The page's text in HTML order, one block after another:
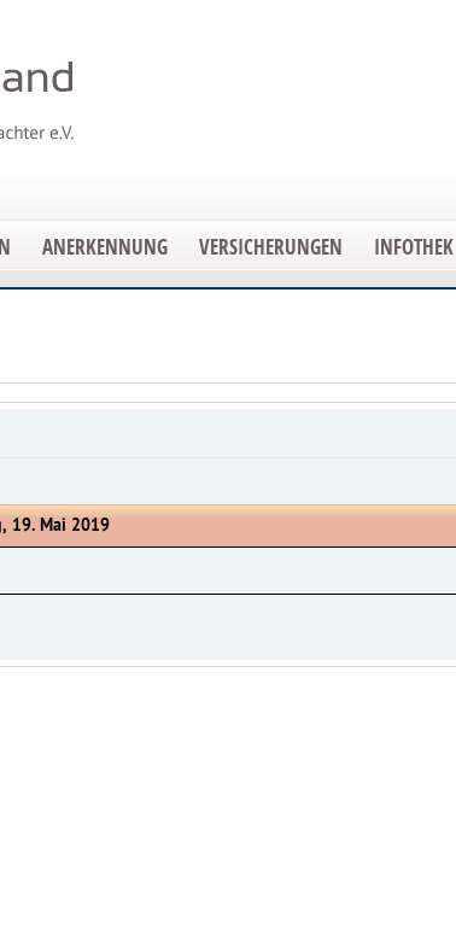
ANERKENNUNG VERSICHERUNGEN INFOTHEK
19. Mai 2019